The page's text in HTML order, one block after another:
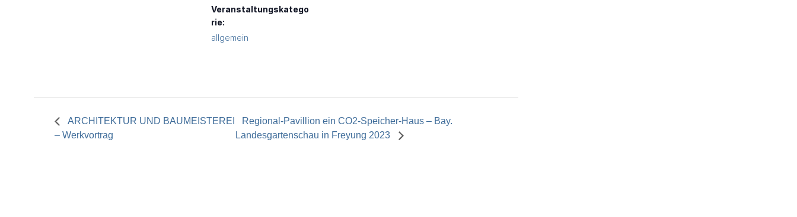
Veranstaltungskatego
rie:
allgemein
ARCHITEKTUR UND BAUMEISTEREI
– Werkvortrag
Regional-Pavillion ein CO2-Speicher-Haus – Bay.
Landesgartenschau in Freyung 2023